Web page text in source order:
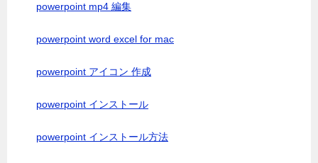
powerpoint mp4 編集
powerpoint word excel for mac
powerpoint アイコン 作成
powerpoint インストール
powerpoint インストール方法